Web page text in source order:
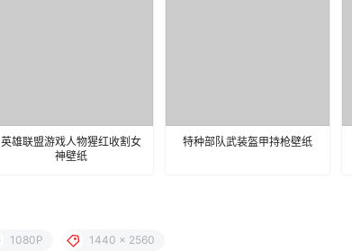
英雄联盟游戏人物猩红收割女
神壁纸
特种部队武装盔甲持枪壁纸
1080P 1440 x 2560